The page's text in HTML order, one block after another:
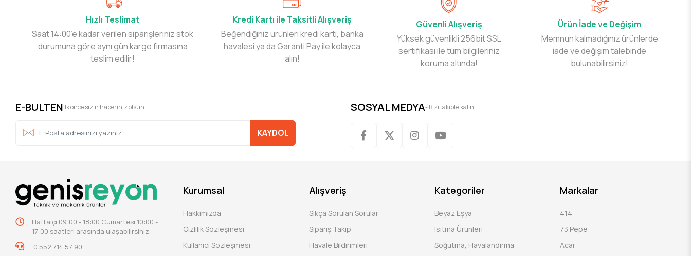
Hızlı Teslimat
Saat 14:00’e kadar verilen siparişleriniz stok
durumuna göre aynı gün kargo firmasına
teslim edilir!
Kredi Kartı ile Taksitli Alışveriş
Beğendiğiniz ürünleri kredi kartı, banka
havalesi ya da Garanti Pay ile kolayca
alın!
Güvenli Alışveriş
Yüksek güvenlikli 256bit SSL
sertifikası ile tüm bilgileriniz
koruma altında!
Ürün İade ve Değişim
Memnun kalmadığınız ürünlerde
iade ve değişim talebinde
bulunabilirsiniz!
E-BULTENİlk önce sizin haberiniz olsun
KAYDOL
SOSYAL MEDYA- Bizi takipte kalın
Haftaiçi 09:00 - 18:00 Cumartesi 10:00 -
17:00 saatleri arasında ulaşabilirsiniz.
0 552 714 57 90
Kurumsal
Hakkımızda
Gizlilik Sözleşmesi
Kullanıcı Sözleşmesi
Alışveriş
Sıkça Sorulan Sorular
Sipariş Takip
Havale Bildirimleri
Kategoriler
Beyaz Eşya
Isıtma Ürünleri
Soğutma, Havalandırma
Markalar
414
73 Pepe
Acar